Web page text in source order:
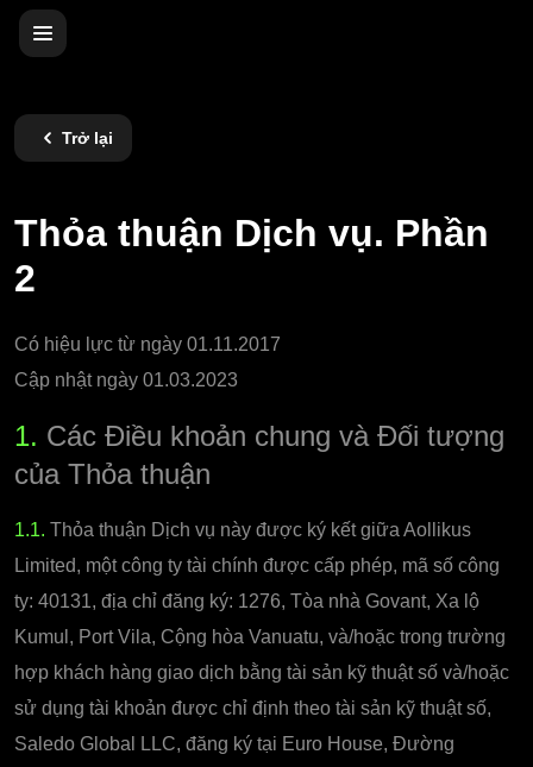
Trở lại
Thỏa thuận Dịch vụ. Phần
2
Có hiệu lực từ ngày 01.11.2017
Cập nhật ngày 01.03.2023
1. Các Điều khoản chung và Đối tượng
của Thỏa thuận
1.1. Thỏa thuận Dịch vụ này được ký kết giữa Aollikus
Limited, một công ty tài chính được cấp phép, mã số công
ty: 40131, địa chỉ đăng ký: 1276, Tòa nhà Govant, Xa lộ
Kumul, Port Vila, Cộng hòa Vanuatu, và/hoặc trong trường
hợp khách hàng giao dịch bằng tài sản kỹ thuật số và/hoặc
sử dụng tài khoản được chỉ định theo tài sản kỹ thuật số,
Saledo Global LLC, đăng ký tại Euro House, Đường